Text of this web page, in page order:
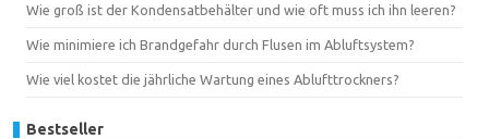
Wie groß ist der Kondensatbehälter und wie oft muss ich ihn leeren?
Wie minimiere ich Brandgefahr durch Flusen im Abluftsystem?
Wie viel kostet die jährliche Wartung eines Ablufttrockners?
Bestseller